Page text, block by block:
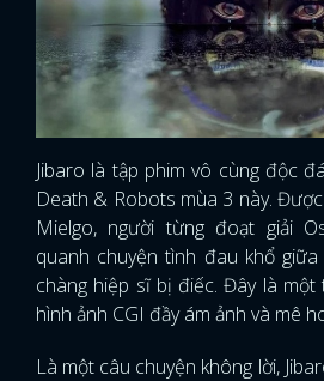
Jibaro là tập phim vô cùng độc
Death & Robots mùa 3 này.
Mielgo, người từng đoạt giải
quanh chuyện tình đau khổ
chàng hiệp sĩ bị điếc. Đây là một
hình ảnh CGI đầy ám ảnh và mê
Là một câu chuyện không lời,